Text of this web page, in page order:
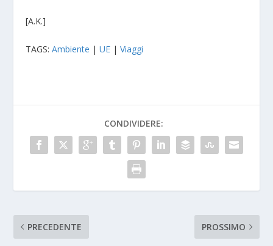
[A.K.]
TAGS:Ambiente |UE |Viaggi
CONDIVIDERE:
PRECEDENTE PROSSIMO